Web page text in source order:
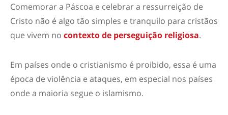
Comemorar a Páscoa e celebrar a ressurreição de
Cristo não é algo tão simples e tranquilo para cristãos
que vivem no contexto de perseguição religiosa.
Em países onde o cristianismo é proibido, essa é uma
época de violência e ataques, em especial nos países
onde a maioria segue o islamismo.